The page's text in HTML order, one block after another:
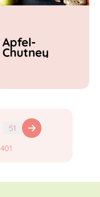
Apfel-
Chutney
51
401